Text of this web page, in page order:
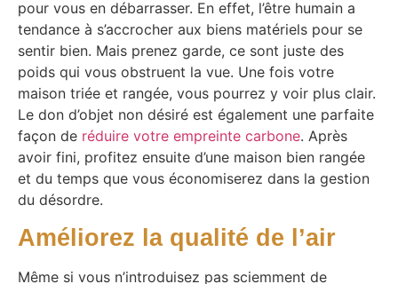
pour vous en débarrasser. En effet, l’être humain a
tendance à s’accrocher aux biens matériels pour se
sentir bien. Mais prenez garde, ce sont juste des
poids qui vous obstruent la vue. Une fois votre
maison triée et rangée, vous pourrez y voir plus clair.
Le don d’objet non désiré est également une parfaite
façon de réduire votre empreinte carbone. Après
avoir fini, profitez ensuite d’une maison bien rangée
et du temps que vous économiserez dans la gestion
du désordre.
Améliorez la qualité de l’air
Même si vous n’introduisez pas sciemment de